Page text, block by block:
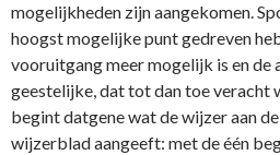
mogelijkheden zijn aangekomen.
hoogst mogelijke punt gedreven
vooruitgang meer mogelijk is en de
geestelijke, dat tot dan toe veracht
begint datgene wat de wijzer aan
wijzerblad aangeeft: met de één